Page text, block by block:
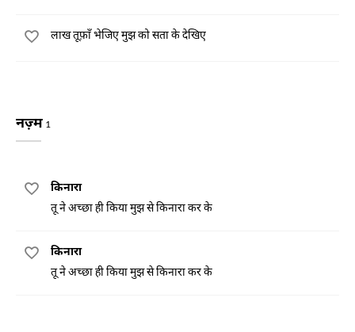
लाख तूफ़ाँ भेजिए मुझ को सता के देखिए
नज़्म 1
किनारा
तू ने अच्छा ही किया मुझ से किनारा कर के
किनारा
तू ने अच्छा ही किया मुझ से किनारा कर के